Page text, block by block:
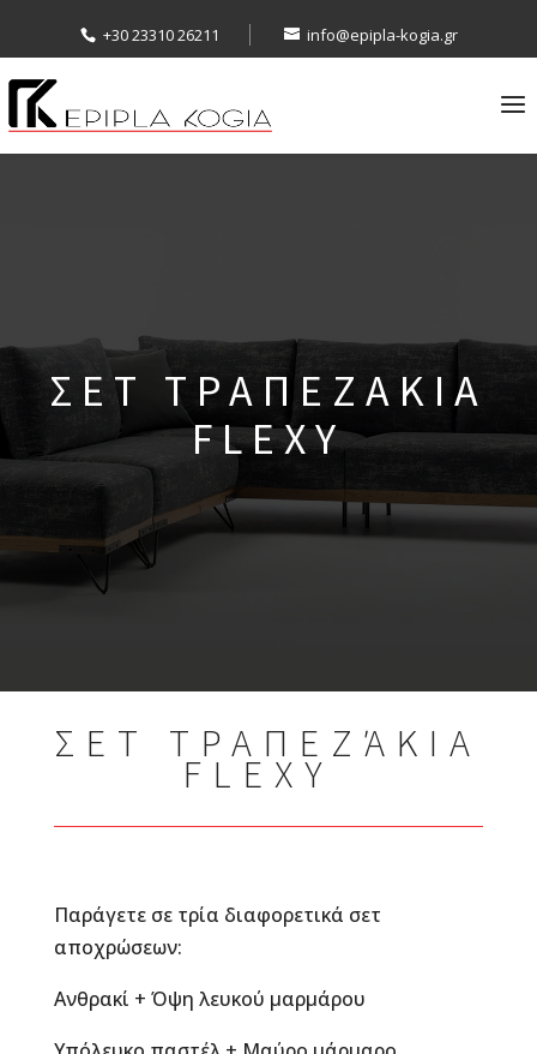
+30 23310 26211 info@epipla-kogia.gr
ΣΕΤ ΤΡΑΠΕΖΑΚΙΑ
FLEXY
ΣΕΤ ΤΡΑΠΕΖΆΚΙΑ
FLEXY
Παράγετε σε τρία διαφορετικά σετ
αποχρώσεων:
Ανθρακί + Όψη λευκού μαρμάρου